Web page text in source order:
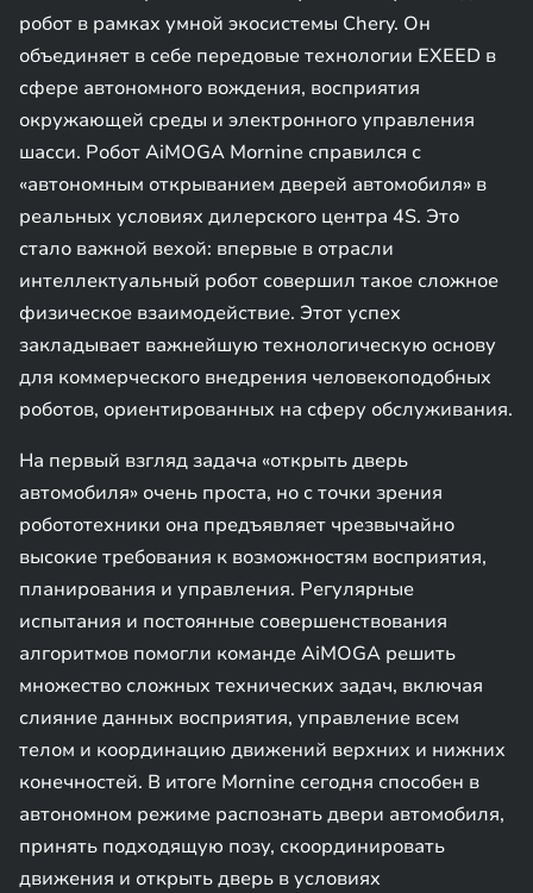
робот в рамках умной экосистемы Chery. Он
объединяет в себе передовые технологии EXEED в
сфере автономного вождения, восприятия
окружающей среды и электронного управления
шасси. Робот AiMOGA Mornine справился с
«автономным открыванием дверей автомобиля» в
реальных условиях дилерского центра 4S. Это
стало важной вехой: впервые в отрасли
интеллектуальный робот совершил такое сложное
физическое взаимодействие. Этот успех
закладывает важнейшую технологическую основу
для коммерческого внедрения человекоподобных
роботов, ориентированных на сферу обслуживания.
На первый взгляд задача «открыть дверь
автомобиля» очень проста, но с точки зрения
робототехники она предъявляет чрезвычайно
высокие требования к возможностям восприятия,
планирования и управления. Регулярные
испытания и постоянные совершенствования
алгоритмов помогли команде AiMOGA решить
множество сложных технических задач, включая
слияние данных восприятия, управление всем
телом и координацию движений верхних и нижних
конечностей. В итоге Mornine сегодня способен в
автономном режиме распознать двери автомобиля,
принять подходящую позу, скоординировать
движения и открыть дверь в условиях